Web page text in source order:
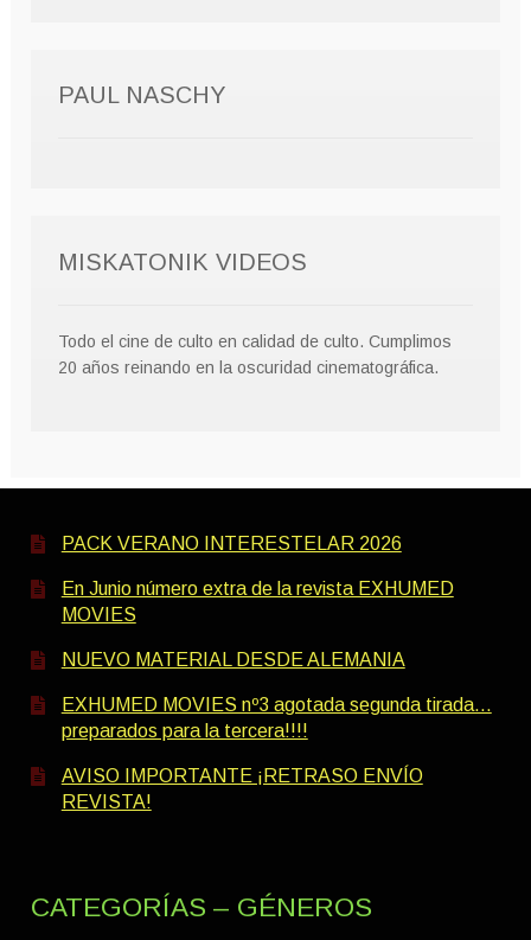
PAUL NASCHY
MISKATONIK VIDEOS
Todo el cine de culto en calidad de culto. Cumplimos
20 años reinando en la oscuridad cinematográfica.
PACK VERANO INTERESTELAR 2026
En Junio número extra de la revista EXHUMED
MOVIES
NUEVO MATERIAL DESDE ALEMANIA
EXHUMED MOVIES nº3 agotada segunda tirada…
preparados para la tercera!!!!
AVISO IMPORTANTE ¡RETRASO ENVÍO
REVISTA!
CATEGORÍAS – GÉNEROS